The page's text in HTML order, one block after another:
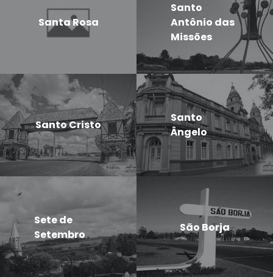
Santa Rosa
Santo
Antônio das
Missões
Santo Cristo
Santo
Ângelo
Sete de
Setembro
São Borja